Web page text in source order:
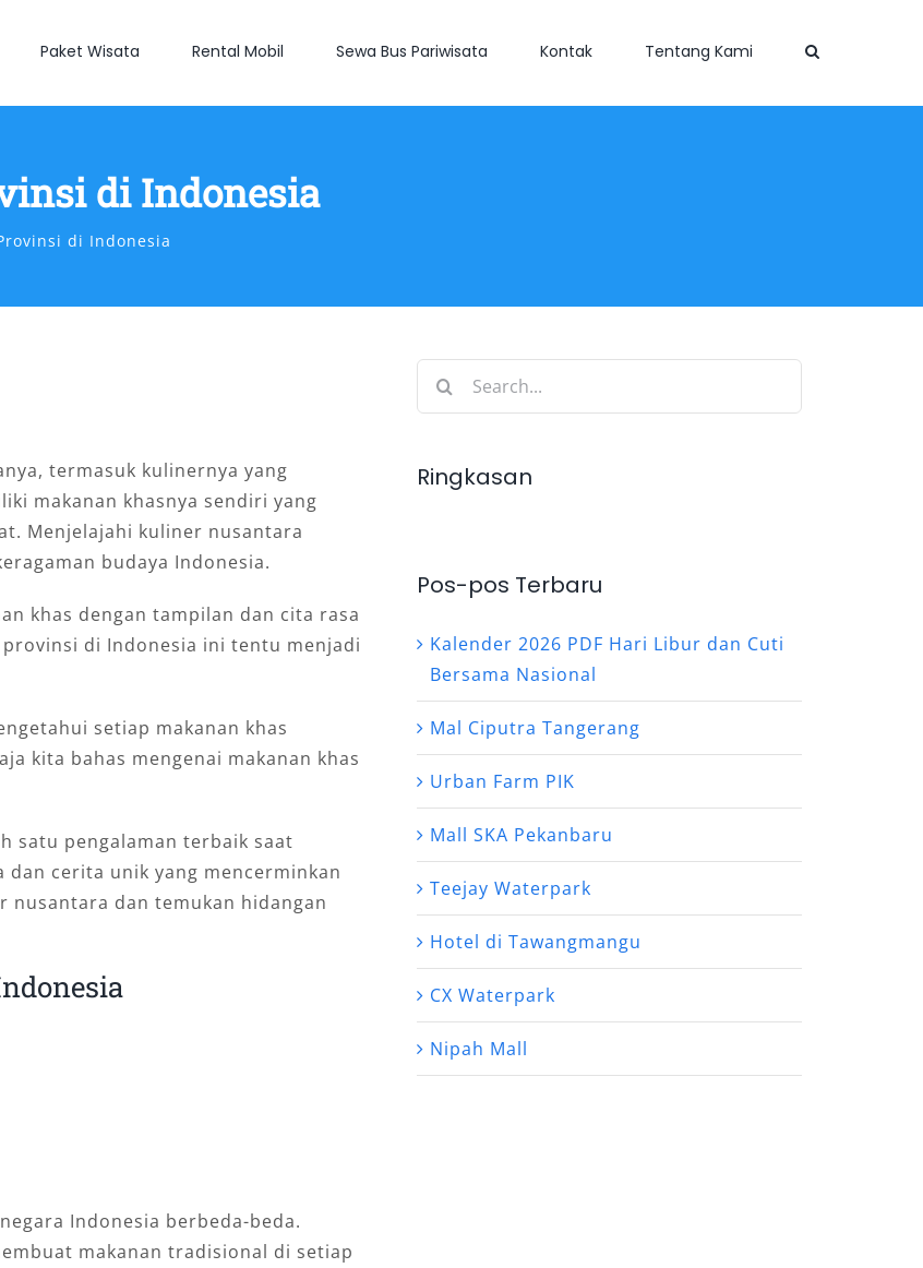
Paket Wisata Rental Mobil Sewa Bus Pariwisata Kontak Tentang Kami
di Indonesia
di Indonesia
termasuk kulinernya yang
makanan khasnya sendiri yang
Menjelajahi kuliner nusantara
budaya Indonesia.
khas dengan tampilan dan cita rasa
provinsi di Indonesia ini tentu menjadi
setiap makanan khas
kita bahas mengenai makanan khas
satu pengalaman terbaik saat
cerita unik yang mencerminkan
nusantara dan temukan hidangan
Indonesia berbeda-beda.
makanan tradisional di setiap
Search
Ringkasan
Pos-pos Terbaru
Kalender 2026 PDF Hari Libur dan Cuti
Bersama Nasional
Mal Ciputra Tangerang
Urban Farm PIK
Mall SKA Pekanbaru
Teejay Waterpark
Hotel di Tawangmangu
CX Waterpark
Nipah Mall